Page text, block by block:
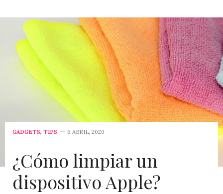
GADGETS, TIPS 6 ABRIL, 2020
¿Cómo limpiar un
dispositivo Apple?